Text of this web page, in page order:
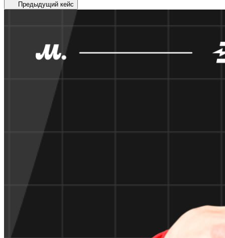
Предыдущий кейс